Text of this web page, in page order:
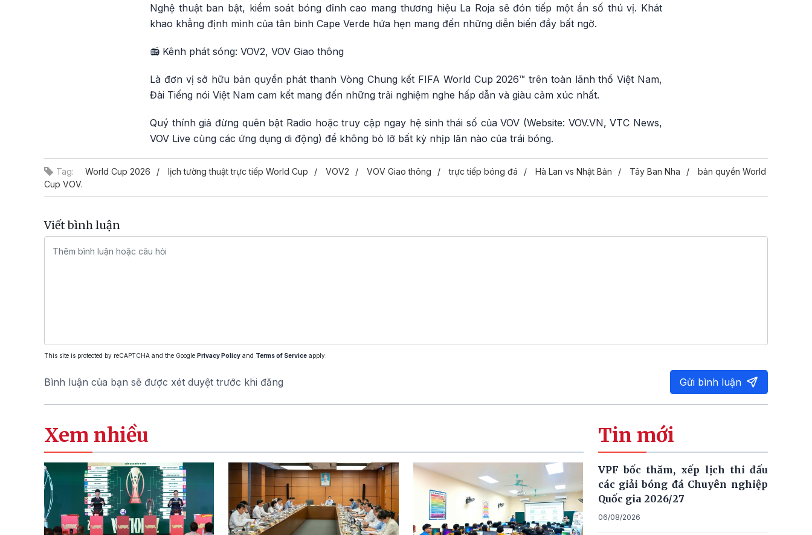
Nghệ thuật ban bật, kiểm soát bóng đỉnh cao mang thương hiệu La Roja sẽ đón tiếp một ẩn số thú vị. Khát
khao khẳng định mình của tân binh Cape Verde hứa hẹn mang đến những diễn biến đầy bất ngờ.
📻 Kênh phát sóng: VOV2, VOV Giao thông
Là đơn vị sở hữu bản quyền phát thanh Vòng Chung kết FIFA World Cup 2026™ trên toàn lãnh thổ Việt Nam,
Đài Tiếng nói Việt Nam cam kết mang đến những trải nghiệm nghe hấp dẫn và giàu cảm xúc nhất.
Quý thính giả đừng quên bật Radio hoặc truy cập ngay hệ sinh thái số của VOV (Website: VOV.VN, VTC News,
VOV Live cùng các ứng dụng di động) để không bỏ lỡ bất kỳ nhịp lăn nào của trái bóng.
Tag: World Cup 2026 lịch tường thuật trực tiếp World Cup VOV2 VOV Giao thông trực tiếp bóng đá Hà Lan vs Nhật Bản Tây Ban Nha
bản quyền World
Cup VOV.
Viết bình luận
This site is protected by reCAPTCHA and the Google Privacy Policy and Terms of Service apply.
Bình luận của bạn sẽ được xét duyệt trước khi đăng Gửi bình luận
Xem nhiều Tin mới
VPF bốc thăm, xếp lịch thi đấu
các giải bóng đá Chuyên nghiệp
Quốc gia 2026/27
06/08/2026